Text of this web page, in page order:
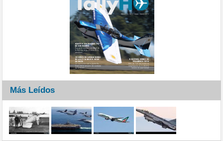
Más Leídos